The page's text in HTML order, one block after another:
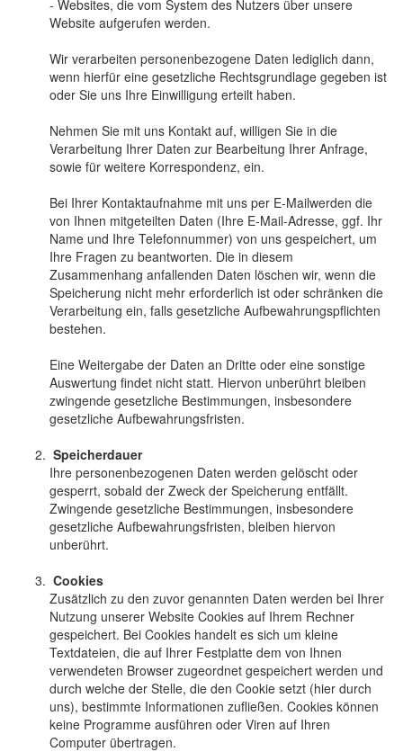
- Websites, die vom System des Nutzers über unsere
Website aufgerufen werden.
Wir verarbeiten personenbezogene Daten lediglich dann,
wenn hierfür eine gesetzliche Rechtsgrundlage gegeben ist
oder Sie uns Ihre Einwilligung erteilt haben.
Nehmen Sie mit uns Kontakt auf, willigen Sie in die
Verarbeitung Ihrer Daten zur Bearbeitung Ihrer Anfrage,
sowie für weitere Korrespondenz, ein.
Bei Ihrer Kontaktaufnahme mit uns per E-Mailwerden die
von Ihnen mitgeteilten Daten (Ihre E-Mail-Adresse, ggf. Ihr
Name und Ihre Telefonnummer) von uns gespeichert, um
Ihre Fragen zu beantworten. Die in diesem
Zusammenhang anfallenden Daten löschen wir, wenn die
Speicherung nicht mehr erforderlich ist oder schränken die
Verarbeitung ein, falls gesetzliche Aufbewahrungspflichten
bestehen.
Eine Weitergabe der Daten an Dritte oder eine sonstige
Auswertung findet nicht statt. Hiervon unberührt bleiben
zwingende gesetzliche Bestimmungen, insbesondere
gesetzliche Aufbewahrungsfristen.
Speicherdauer
Ihre personenbezogenen Daten werden gelöscht oder
gesperrt, sobald der Zweck der Speicherung entfällt.
Zwingende gesetzliche Bestimmungen, insbesondere
gesetzliche Aufbewahrungsfristen, bleiben hiervon
unberührt.
Cookies
Zusätzlich zu den zuvor genannten Daten werden bei Ihrer
Nutzung unserer Website Cookies auf Ihrem Rechner
gespeichert. Bei Cookies handelt es sich um kleine
Textdateien, die auf Ihrer Festplatte dem von Ihnen
verwendeten Browser zugeordnet gespeichert werden und
durch welche der Stelle, die den Cookie setzt (hier durch
uns), bestimmte Informationen zufließen. Cookies können
keine Programme ausführen oder Viren auf Ihren
Computer übertragen.